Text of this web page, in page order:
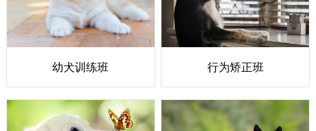
幼犬训练班 行为矫正班